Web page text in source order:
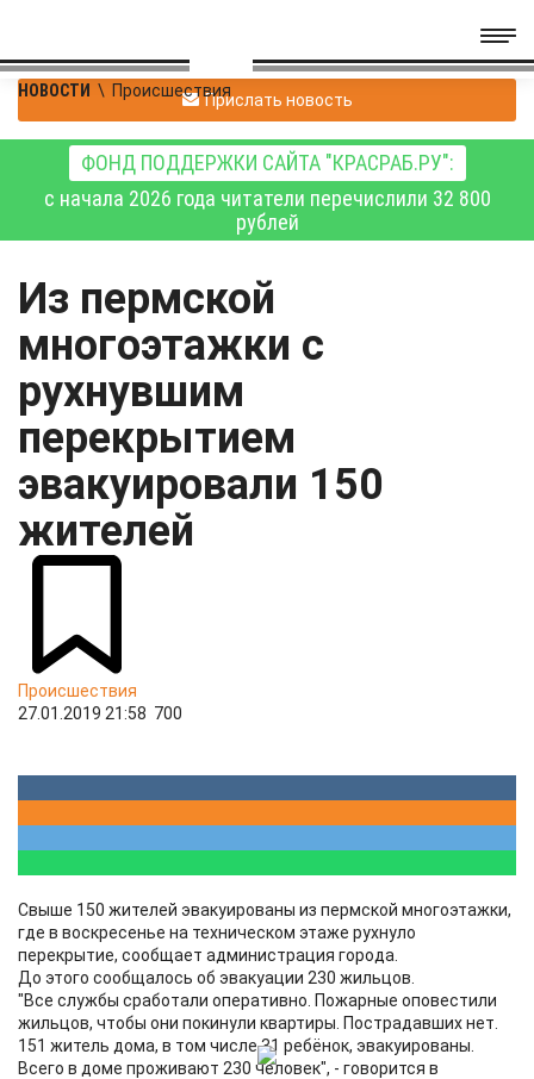
НОВОСТИ \ ПроисшествияПрислать новость
ФОНД ПОДДЕРЖКИ САЙТА "КРАСРАБ.РУ":
с начала 2026 года читатели перечислили 32 800
рублей
Из пермской
многоэтажки с
рухнувшим
перекрытием
эвакуировали 150
жителей
Происшествия
27.01.2019 21:58 700
Свыше 150 жителей эвакуированы из пермской многоэтажки,
где в воскресенье на техническом этаже рухнуло
перекрытие, сообщает администрация города.
До этого сообщалось об эвакуации 230 жильцов.
"Все службы сработали оперативно. Пожарные оповестили
жильцов, чтобы они покинули квартиры. Пострадавших нет.
151 житель дома, в том числе 31 ребёнок, эвакуированы.
Всего в доме проживают 230 человек", - говорится в